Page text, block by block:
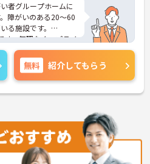
者グループホームに
障がいのある20～60
る施設です。
す。無理なく、プライ
いただけます。ま
。働きやすい環境が
務いただけます。
ポイントなど、さら
軽にご相談くださ
無料 紹介してもらう